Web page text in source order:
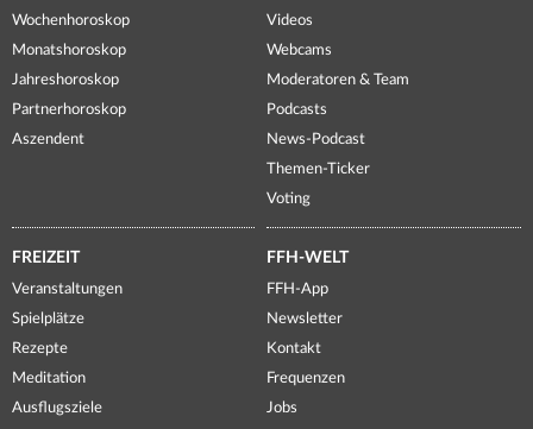
Wochenhoroskop
Monatshoroskop
Jahreshoroskop
Partnerhoroskop
Aszendent
Videos
Webcams
Moderatoren & Team
Podcasts
News-Podcast
Themen-Ticker
Voting
FREIZEIT
Veranstaltungen
Spielplätze
Rezepte
Meditation
Ausflugsziele
FFH-WELT
FFH-App
Newsletter
Kontakt
Frequenzen
Jobs